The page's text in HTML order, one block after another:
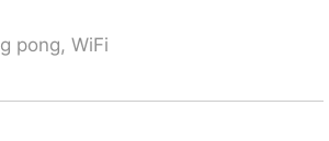
il responsabile delle chiavi:
giorno, posto auto coperto CHF
pong, WiFi